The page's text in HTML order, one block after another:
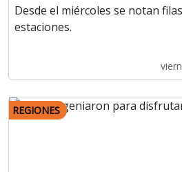
Desde el miércoles se notan
estaciones.
REGIONES